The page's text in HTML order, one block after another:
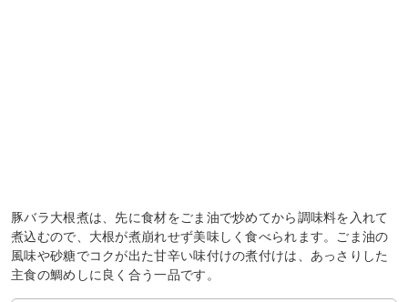
豚バラ大根煮は、先に食材をごま油で炒めてから調味料を入れて
煮込むので、大根が煮崩れせず美味しく食べられます。ごま油の
風味や砂糖でコクが出た甘辛い味付けの煮付けは、あっさりした
主食の鯛めしに良く合う一品です。